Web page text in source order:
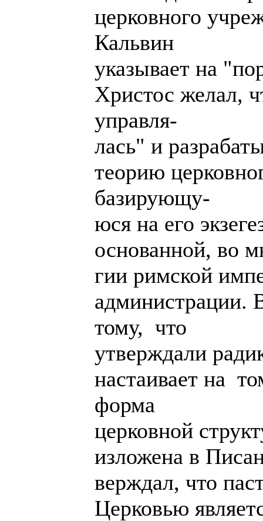
церковного
Кальвин
указывает на
Христос желал,
управля-
лась" и
теорию
базирующу-
юся на его
основанной, во
гии римской
администрации.
тому, что
утверждали
настаивает на
форма
церковной
изложена в
верждал, что
Церковью